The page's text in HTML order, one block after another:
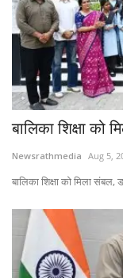
बालिका शिक्षा को
Newsrathmedia Aug 5,
बालिका शिक्षा को मिला संबल,